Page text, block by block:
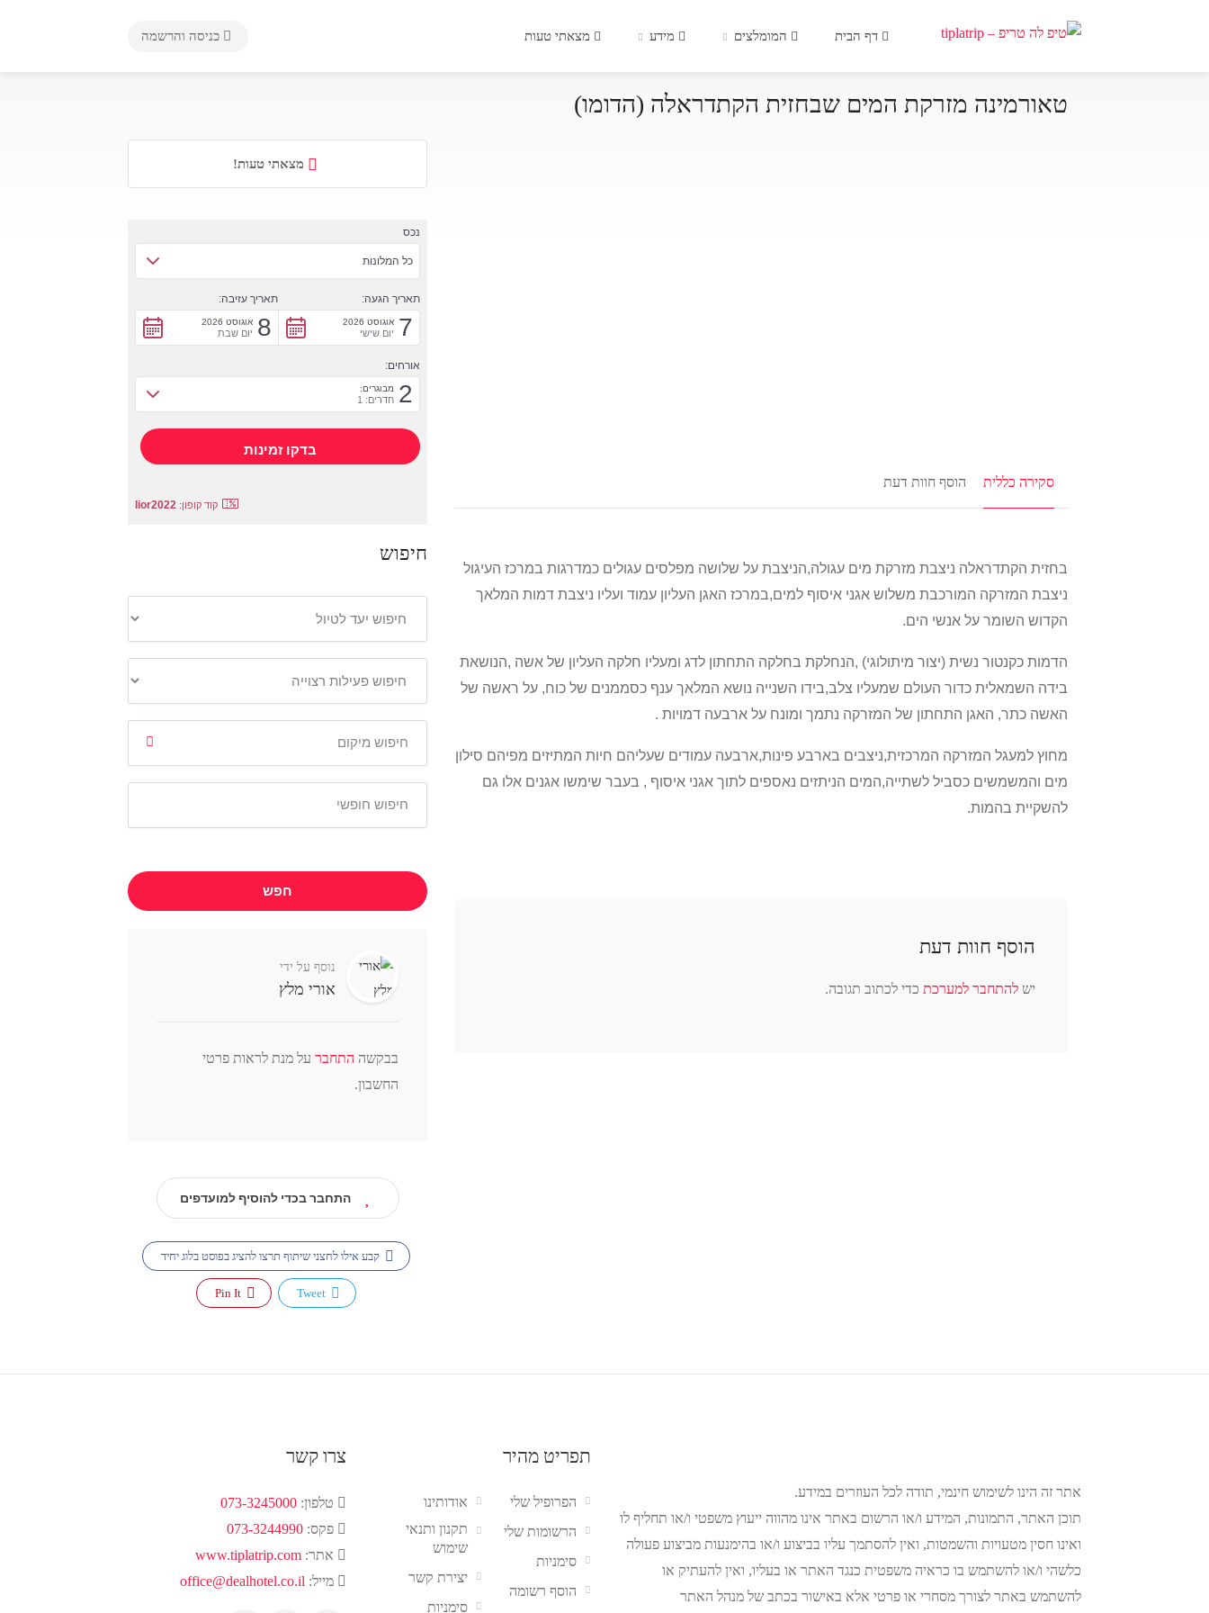
דף הבית המומלצים מידע מצאתי טעות כניסה והרשמה
טאורמינה מזרקת המים שבחזית הקתדראלה (הדומו)
סקירה כללית הוסף חוות דעת
בחזית הקתדראלה ניצבת מזרקת מים עגולה,הניצבת על שלושה מפלסים עגולים כמדרגות במרכז העיגול
ניצבת המזרקה המורכבת משלוש אגני איסוף למים,במרכז האגן העליון עמוד ועליו ניצבת דמות המלאך
הקדוש השומר על אנשי הים.
הדמות כקנטור נשית (יצור מיתולוגי) ,הנחלקת בחלקה התחתון לדג ומעליו חלקה העליון של אשה ,הנושאת
בידה השמאלית כדור העולם שמעליו צלב,בידו השנייה נושא המלאך ענף כסממנים של כוח, על ראשה של
האשה כתר, האגן התחתון של המזרקה נתמך ומונח על ארבעה דמויות .
מחוץ למעגל המזרקה המרכזית,ניצבים בארבע פינות,ארבעה עמודים שעליהם חיות המתיזים מפיהם סילון
מים והמשמשים כסביל לשתייה,המים הניתזים נאספים לתוך אגני איסוף , בעבר שימשו אגנים אלו גם
להשקיית בהמות.
הוסף חוות דעת
יש להתחבר למערכת כדי לכתוב תגובה.
מצאתי טעות!
נכס
כל המלונות
תאריך הגעה:
7 אוגוסט 2026
יום שישי
תאריך עזיבה:
8 אוגוסט 2026
יום שבת
אורחים:
2 מבוגרים:
חדרים: 1
קוד קופון: lior2022
חיפוש
חפש
נוסף על ידי
אורי מלץ
בבקשה התחבר על מנת לראות פרטי
החשבון.
התחבר בכדי להוסיף למועדפים
קבע אילו לחצני שיתוף תרצו להציג בפוסט בלוג יחיד
אתר זה הינו לשימוש חינמי, תודה לכל העוזרים במידע.
תוכן האתר, התמונות, המידע ו/או הרשום באתר אינו מהווה ייעוץ משפטי ו/או תחליף לו
ואינו חסין מטעויות והשמטות, ואין להסתמך עליו בביצוע ו/או בהימנעות מביצוע פעולה
כלשהי ו/או להשתמש בו כראיה משפטית כנגד האתר או בעליו, ואין להעתיק או
להשתמש באתר לצורך מסחרי או פרטי אלא באישור בכתב של מנהל האתר
תפריט מהיר
אודותינו
תקנון ותנאי
שימוש
יצירת קשר
סימניות
הפרופיל שלי
הרשומות שלי
סימניות
הוסף רשומה
צרו קשר
טלפון:073-3245000
פקס:073-3244990
אתר:www.tiplatrip.com
מייל: office@dealhotel.co.il